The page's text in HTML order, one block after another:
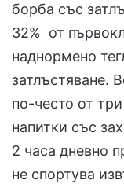
борба със
32% от
наднормено
затлъстяване.
по-често от
напитки със
2 часа дневно
не спортува